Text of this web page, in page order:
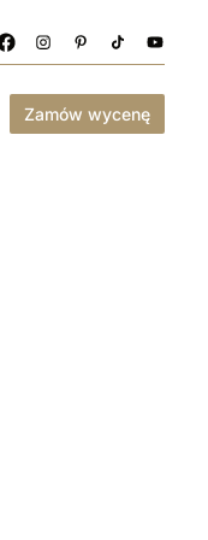
Zamów wycenę